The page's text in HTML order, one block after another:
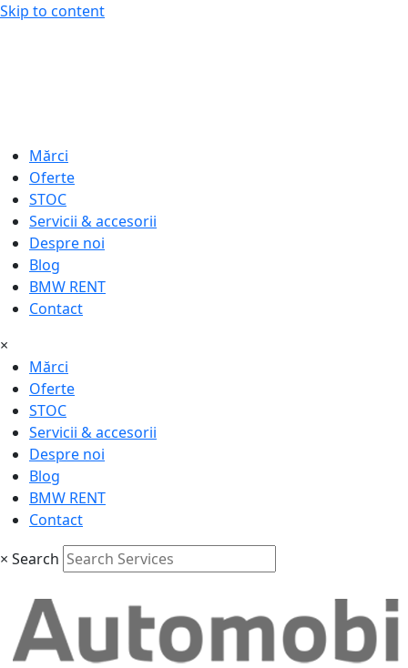
Skip to content
Mărci
Oferte
STOC
Servicii & accesorii
Despre noi
Blog
BMW RENT
Contact
×
Mărci
Oferte
STOC
Servicii & accesorii
Despre noi
Blog
BMW RENT
Contact
× Search